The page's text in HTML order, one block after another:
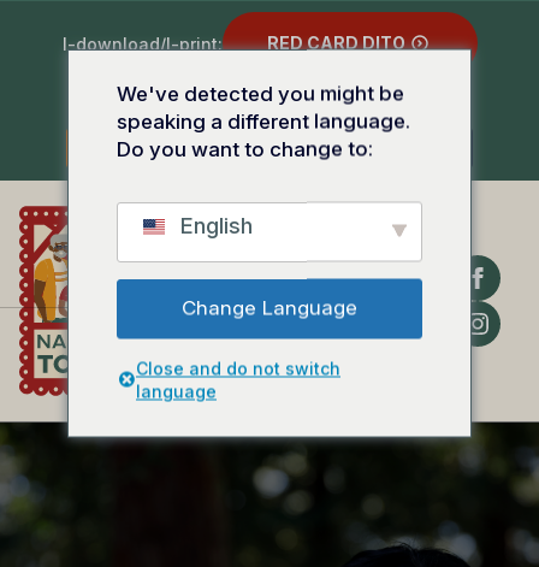
I-download/I-print: RED CARD DITO
DILAW NA KARD DITO
ENGLISH SPANISH
TULONG
We've detected you might be
speaking a different language.
Do you want to change to:
English
Change Language
Close and do not switch
language